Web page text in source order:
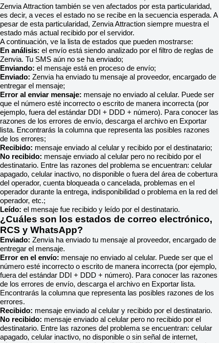
Zenvia Attraction también se ven afectados por esta particularidad,
es decir, a veces el estado no se recibe en la secuencia esperada. A
pesar de esta particularidad, Zenvia Attraction siempre muestra el
estado más actual recibido por el servidor.
A continuación, ve la lista de estados que pueden mostrarse:
En análisis: el envío está siendo analizado por el filtro de reglas de
Zenvia. Tu SMS aún no se ha enviado;
Enviando: el mensaje está en proceso de envío;
Enviado: Zenvia ha enviado tu mensaje al proveedor, encargado de
entregar el mensaje;
Error al enviar mensaje: mensaje no enviado al celular. Puede ser
que el número esté incorrecto o escrito de manera incorrecta (por
ejemplo, fuera del estándar DDI + DDD + número). Para conocer las
razones de los errores de envío, descarga el archivo en Exportar
lista. Encontrarás la columna que representa las posibles razones
de los errores;
Recibido: mensaje enviado al celular y recibido por el destinatario;
No recibido: mensaje enviado al celular pero no recibido por el
destinatario. Entre las razones del problema se encuentran: celular
apagado, celular inactivo, no disponible o fuera del área de cobertura
del operador, cuenta bloqueada o cancelada, problemas en el
operador durante la entrega, indisponibilidad o problema en la red del
operador, etc.;
Leído: el mensaje fue recibido y leído por el destinatario.
¿Cuáles son los estados de correo electrónico,
RCS y WhatsApp?
Enviado: Zenvia ha enviado tu mensaje al proveedor, encargado de
entregar el mensaje.
Error en el envío: mensaje no enviado al celular. Puede ser que el
número esté incorrecto o escrito de manera incorrecta (por ejemplo,
fuera del estándar DDI + DDD + número). Para conocer las razones
de los errores de envío, descarga el archivo en Exportar lista.
Encontrarás la columna que representa las posibles razones de los
errores.
Recibido: mensaje enviado al celular y recibido por el destinatario.
No recibido: mensaje enviado al celular pero no recibido por el
destinatario. Entre las razones del problema se encuentran: celular
apagado, celular inactivo, no disponible o sin señal de internet,